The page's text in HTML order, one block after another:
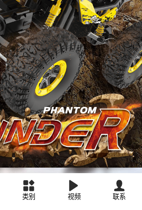
类别 视频 联系